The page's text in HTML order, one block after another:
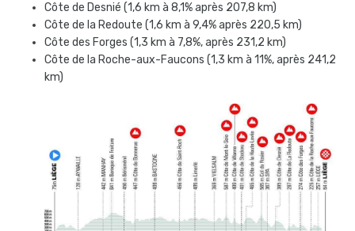
Côte de Desnié (1,6 km à 8,1% après 207,8 km)
Côte de la Redoute (1,6 km à 9,4% après 220,5 km)
Côte des Forges (1,3 km à 7,8%, après 231,2 km)
Côte de la Roche-aux-Faucons (1,3 km à 11%, après 241,2
km)